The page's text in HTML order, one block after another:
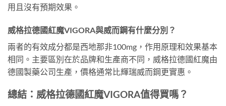
用且沒有預期效果。
威格拉德國紅魔VIGORA與威而鋼有什麼分別？
兩者的有效成分都是西地那非100mg，作用原理和效果基本
相同。主要區別在於品牌和生產商不同，威格拉德國紅魔由
德國製藥公司生產，價格通常比輝瑞威而鋼更實惠。
總結：威格拉德國紅魔VIGORA值得買嗎？